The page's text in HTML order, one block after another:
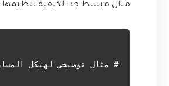
مثال مبسط جداً لكيفية تنظيمها: